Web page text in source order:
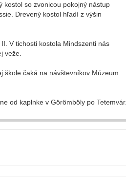
kostol so zvonicou pokojný nástup
Drevený kostol hľadí z výšin
V tichosti kostola Mindszenti nás
veže.
škole čaká na návštevníkov Múzeum
od kaplnke v Görömböly po Tetemvár.